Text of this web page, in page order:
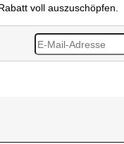
voll auszuschöpfen.